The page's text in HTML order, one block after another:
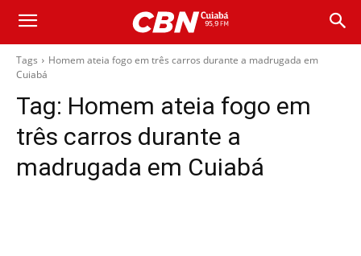
Tags
Homem ateia fogo em três carros durante a madrugada em
Cuiabá
Tag: Homem ateia fogo em
três carros durante a
madrugada em Cuiabá